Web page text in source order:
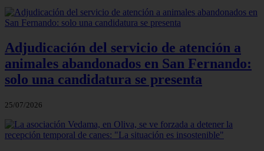
Adjudicación del servicio de atención a
animales abandonados en San Fernando:
solo una candidatura se presenta
25/07/2026